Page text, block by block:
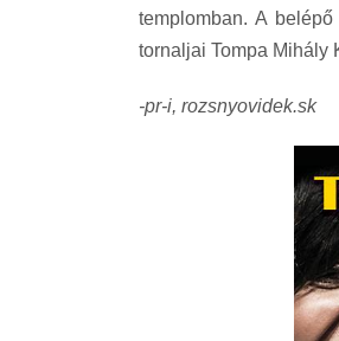
templomban. A
tornaljai Tompa Mihály
-pr-i, rozsnyovidek.sk